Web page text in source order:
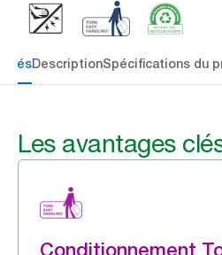
clésDescriptionSpécifications du
Les avantages
Conditionnement